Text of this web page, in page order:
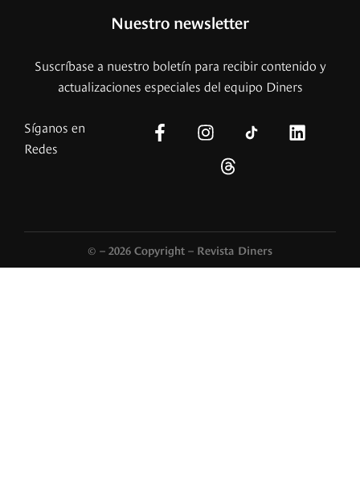
Nuestro newsletter
Suscríbase a nuestro boletín para recibir contenido y
actualizaciones especiales del equipo Diners
Síganos en
Redes
© – 2026 Copyright – Revista Diners